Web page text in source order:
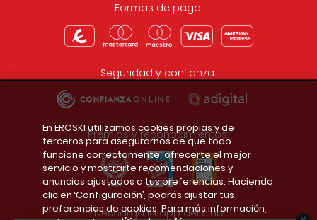
Formas de pago:
Seguridad y confianza:
Premios y reconocimientos:
Descarga la app del club
En EROSKI utilizamos cookies propias y de
terceros para asegurarnos de que todo
funcione correctamente, ofrecerte el mejor
servicio y mostrarte recomendaciones y
anuncios ajustados a tus preferencias. Haciendo
clic en ‘Configuración’, podrás ajustar tus
preferencias de cookies. Para más información,